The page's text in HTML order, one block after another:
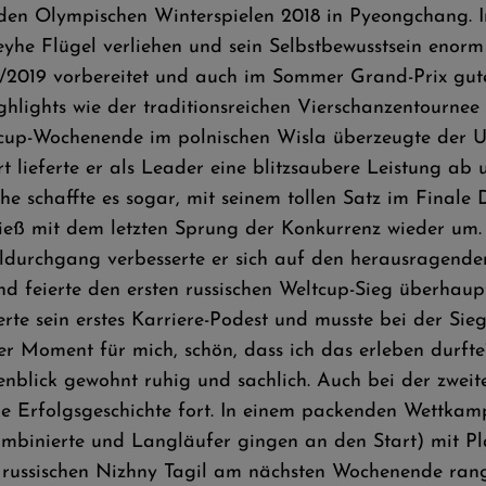
Olympischen Winterspielen 2018 in Pyeongchang.
Flügel verliehen und sein Selbstbewusstsein
vorbereitet und auch im Sommer Grand-Prix
wie der traditionsreichen
Wochenende im polnischen Wisla überzeugte der
lieferte er als Leader eine blitzsaubere Leistung
schaffte es sogar, mit seinem tollen Satz im
mit dem letzten Sprung der Konkurrenz wieder
verbesserte er sich auf den
feierte den ersten russischen Weltcup-Sieg
sein erstes Karriere-Podest und musste bei der
Moment für mich, schön, dass ich das erleben
gewohnt ruhig und sachlich. Auch bei der
Erfolgsgeschichte fort. In einem packenden
und Langläufer gingen an den Start) mit
Nizhny Tagil am nächsten Wochenende